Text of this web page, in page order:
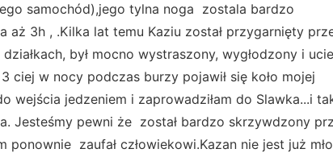
samochód),jego tylna noga zostala bardzo
aż 3h , .Kilka lat temu Kaziu został przygarnięty
działkach, był mocno wystraszony, wygłodzony i
ciej w nocy podczas burzy pojawił się koło mojej
wejścia jedzeniem i zaprowadziłam do Slawka...i
Jesteśmy pewni że został bardzo skrzywdzony
ponownie zaufał człowiekowi.Kazan nie jest już